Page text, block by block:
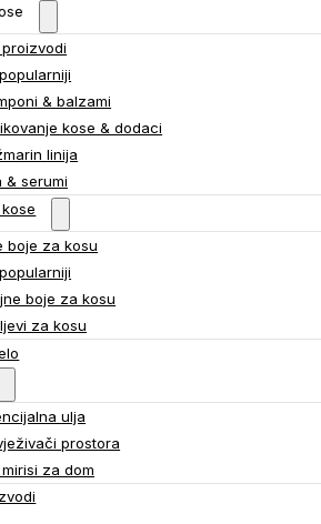
& balzami
kose & dodaci
linija
& serumi
boje za kosu
boje za kosu
za kosu
ulja
prostora
za dom